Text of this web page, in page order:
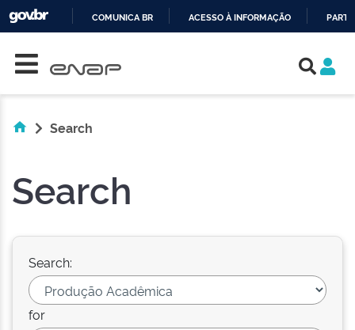
COMUNICA BR ACESSO À INFORMAÇÃO
Search
Search
Search:
for